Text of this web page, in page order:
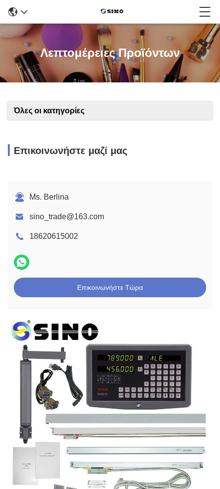
Λεπτομέρειες Προϊόντων
Όλες οι κατηγορίες
Επικοινωνήστε μαζί μας
Ms. Berlina
sino_trade@163.com
18620615002
Επικοινωνήστε Τώρα